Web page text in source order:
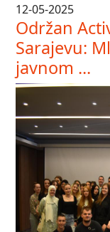
12-05-2025
Održan
Sarajevu:
javnom ...